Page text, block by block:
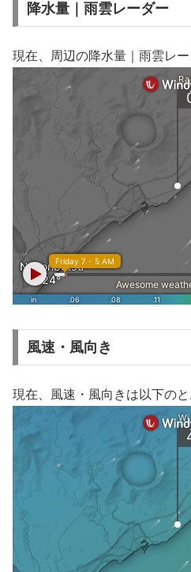
降水量｜雨雲レーダー
現在、周辺の降水量｜雨雲レ
風速・風向き
現在、風速・風向きは以下のと